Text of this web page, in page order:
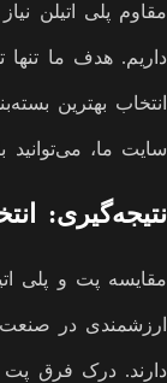
مقاوم پلی اتیلن
داریم. هدف ما تنها
انتخاب بهترین
سایت ما، می‌توانید
نتیجه‌گیری:
مقایسه پت و پلی
ارزشمندی در صنعت
دارند. درک فرق پت